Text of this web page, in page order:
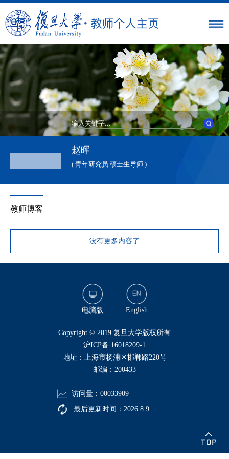
赵晖
( 青年研究员 硕士生导师 )
教师博客
没有更多内容了
电脑版 English
​Copyright © 2019 复旦大学版权所有
沪ICP备:16018209-1
地址：上海市杨浦区邯郸路220号
邮编：200433
访问量： 00033909
最后更新时间： 2026 8 9